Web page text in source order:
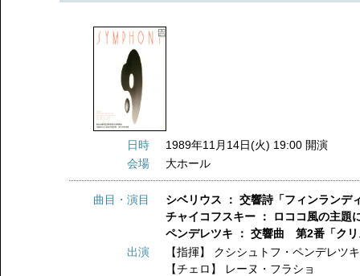
日時
1989年11月14日(火) 19:00 開演
会場
大ホール
曲目・演目
シベリウス ： 交響詩「フィンランデ
チャイコフスキー ： ロココ風の主
ペンデレツキ ： 交響曲 第2番「クリ
出演
【指揮】 クシシュトフ・ペンデレツキ
【チェロ】
レーヌ・フラショ